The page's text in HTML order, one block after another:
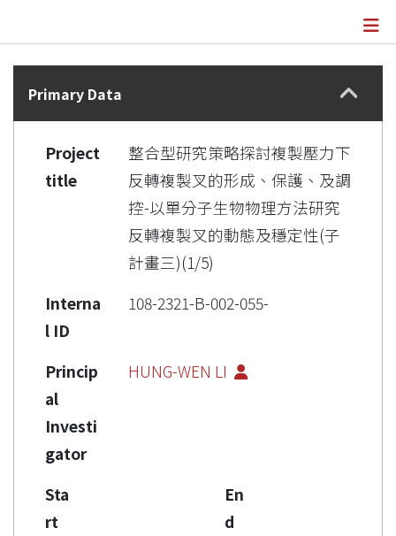
Details
Primary Data
Project
title
整合型研究策略探討複製壓力下
反轉複製叉的形成、保護、及調
控-以單分子生物物理方法研究
反轉複製叉的動態及穩定性(子
計畫三)(1/5)
Interna
l ID
108-2321-B-002-055-
Princip
al
Investi
gator
HUNG-WEN LI
Sta
rt
En
d